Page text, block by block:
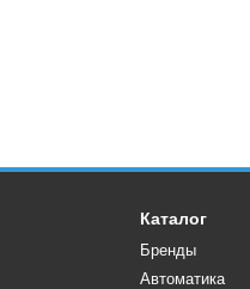
Каталог
Бренды
Автоматика